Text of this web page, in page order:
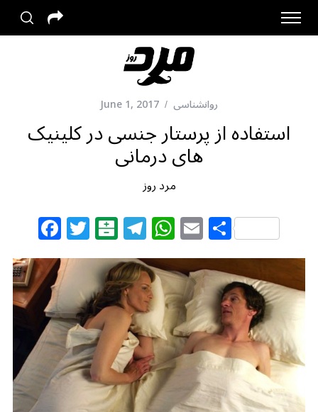
روانشناسی June 1, 2017
استفاده از پرستار جنسی در کلینیک
های درمانی
مرد روز
F
a
c
e
b
o
o
k
T
w
itt
e
r
B
al
at
ar
in
T
el
e
g
ra
m
W
h
at
s
A
p
p
E
m
ai
l
S
h
ar
e